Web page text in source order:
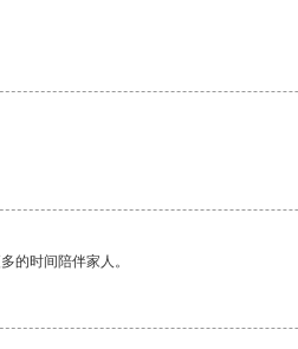
的时间陪伴家人。